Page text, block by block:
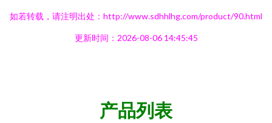
如若转载，请注明出处：http://www.sdhhlhg.com/product/90.html
更新时间：2026-08-06 14:45:45
产品列表